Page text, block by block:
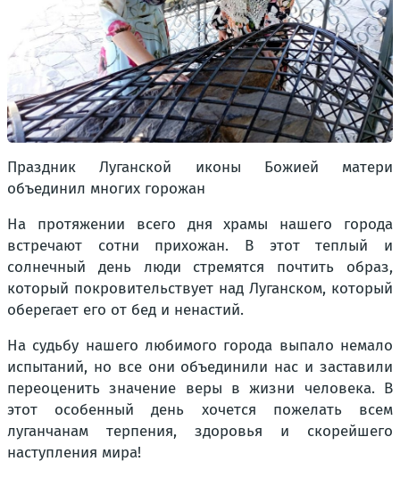
Праздник Луганской иконы Божией матери
объединил многих горожан
На протяжении всего дня храмы нашего города
встречают сотни прихожан. В этот теплый и
солнечный день люди стремятся почтить образ,
который покровительствует над Луганском, который
оберегает его от бед и ненастий.
На судьбу нашего любимого города выпало немало
испытаний, но все они объединили нас и заставили
переоценить значение веры в жизни человека. В
этот особенный день хочется пожелать всем
луганчанам терпения, здоровья и скорейшего
наступления мира!